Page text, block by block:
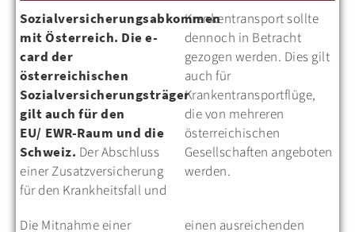
Sozialversicherungsabkommen
mit Österreich. Die e-
card der
österreichischen
Sozialversicherungsträger
gilt auch für den
EU/ EWR-Raum und die
Schweiz. Der Abschluss
einer Zusatzversicherung
für den Krankheitsfall und
Krankentransport sollte
dennoch in Betracht
gezogen werden. Dies gilt
auch für
Krankentransportflüge,
die von mehreren
österreichischen
Gesellschaften angeboten
werden.
Die Mitnahme einer
einen ausreichenden